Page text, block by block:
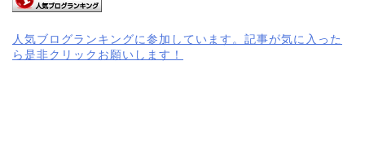
人気ブログランキングに参加しています。記事が気に入った
ら是非クリックお願いします！